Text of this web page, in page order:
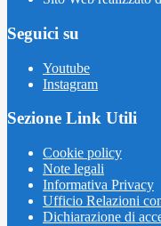
Seguici su
Youtube
Instagram
Sezione Link Utili
Cookie policy
Note legali
Informativa Privacy
Ufficio Relazioni
Dichiarazione di